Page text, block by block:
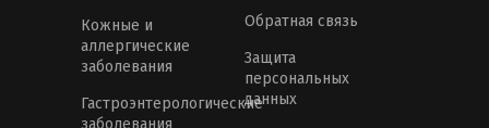
Кожные и
аллергические
заболевания
Гастроэнтерологические
Обратная связь
Защита
персональных
данных